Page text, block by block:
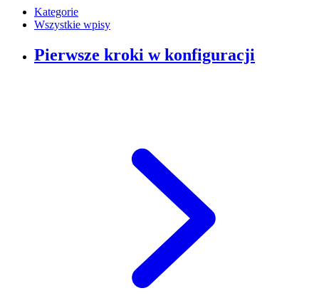
Kategorie
Wszystkie wpisy
Pierwsze kroki w konfiguracji